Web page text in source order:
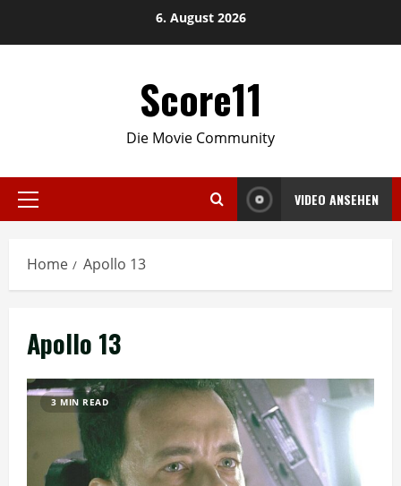
6. August 2026
Score11
Die Movie Community
Primary
VIDEO ANSEHEN
Home Apollo 13
Apollo 13
3 MIN READ